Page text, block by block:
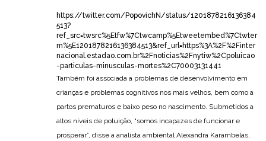
https://twitter.com/PopovichN/status/1201878216136384
513?
ref_src=twsrc%5Etfw%7Ctwcamp%5Etweetembed%7Ctwter
m%5E1201878216136384513&ref_url=https%3A%2F%2Finter
nacional.estadao.com.br%2Fnoticias%2Fnytiw%2Cpoluicao
-particulas-minusculas-mortes%2C70003131441
Também foi associada a problemas de desenvolvimento em
crianças e problemas cognitivos nos mais velhos, bem como a
partos prematuros e baixo peso no nascimento. Submetidos a
altos níveis de poluição, “somos incapazes de funcionar e
prosperar”, disse a analista ambiental Alexandra Karambelas,